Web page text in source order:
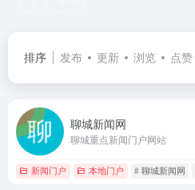
排序 发布 更新 浏览 点赞
聊城新闻网
聊城重点新闻门户网站
新闻门户 本地门户 # 聊城新闻网